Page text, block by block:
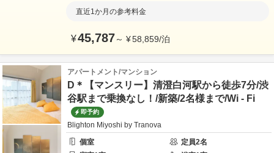
直近1か月の参考料金
¥45,787～ ¥58,859/泊
アパートメント/マンション
D＊【マンスリー】清澄白河駅から徒歩7分/渋
谷駅まで乗換なし！/新築/2名様まで/Wi - Fi
即予約
Blighton Miyoshi by Tranova
個室
定員2名